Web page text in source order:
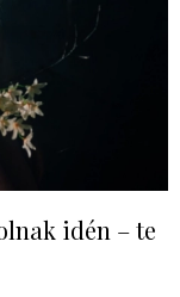
idén – te